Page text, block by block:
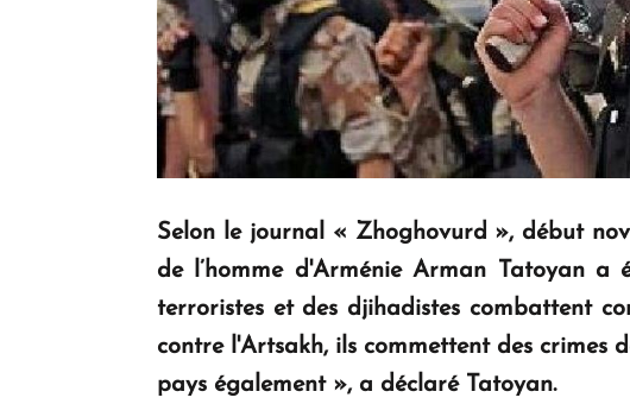
Selon le journal « Zhoghovurd », début
de l’homme d'Arménie Arman Tatoyan
terroristes et des djihadistes combattent
contre l'Artsakh, ils commettent des crimes
pays également », a déclaré Tatoyan.